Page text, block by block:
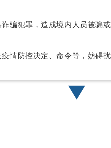
骗犯罪，造成境内人员被骗或
情防控决定、命令等，妨碍扰
▼